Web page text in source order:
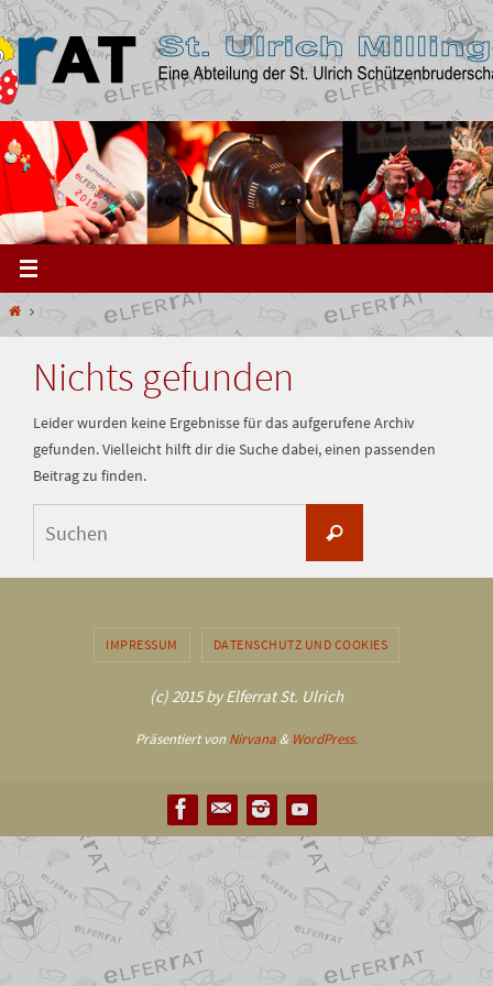
Zum
Inhalt
springen
Start
Nichts gefunden
Leider wurden keine Ergebnisse für das aufgerufene Archiv
gefunden. Vielleicht hilft dir die Suche dabei, einen passenden
Beitrag zu finden.
Suchen
IMPRESSUM DATENSCHUTZ UND COOKIES
(c) 2015 by Elferrat St. Ulrich
Präsentiert vonNirvana & WordPress.